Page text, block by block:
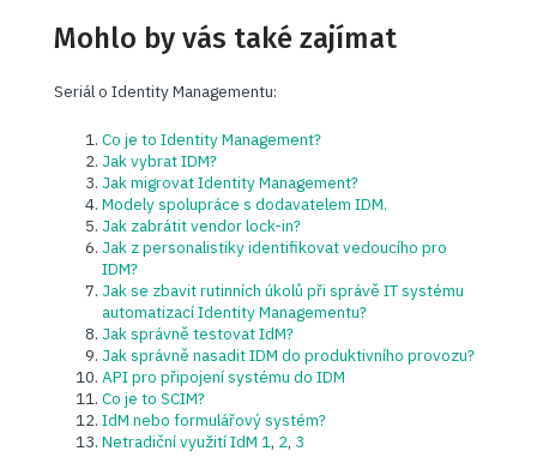
Mohlo by vás také zajímat
Seriál o Identity Managementu:
Co je to Identity Management?
Jak vybrat IDM?
Jak migrovat Identity Management?
Modely spolupráce s dodavatelem IDM.
Jak zabrátit vendor lock-in?
Jak z personalistiky identifikovat vedoucího pro
IDM?
Jak se zbavit rutinních úkolů při správě IT systému
automatizací Identity Managementu?
Jak správně testovat IdM?
Jak správně nasadit IDM do produktivního provozu?
API pro připojení systému do IDM
Co je to SCIM?
IdM nebo formulářový systém?
Netradiční využití IdM 1, 2, 3